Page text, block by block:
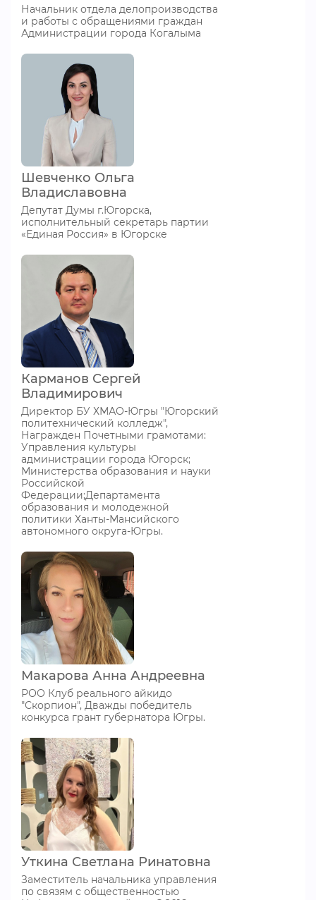
Начальник отдела делопроизводства
и работы с обращениями граждан
Администрации города Когалыма
Шевченко Ольга
Владиславовна
Депутат Думы г.Югорска,
исполнительный секретарь партии
«Единая Россия» в Югорске
Карманов Сергей
Владимирович
Директор БУ ХМАО-Югры "Югорский
политехнический колледж",
Награжден Почетными грамотами:
Управления культуры
администрации города Югорск;
Министерства образования и науки
Российской
Федерации;Департамента
образования и молодежной
политики Ханты-Мансийского
автономного округа-Югры.
Макарова Анна Андреевна
РОО Клуб реального айкидо
"Скорпион", Дважды победитель
конкурса грант губернатора Югры.
Уткина Светлана Ринатовна
Заместитель начальника управления
по связям с общественностью